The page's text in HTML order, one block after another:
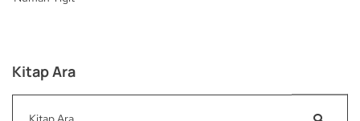
Kitap Ara